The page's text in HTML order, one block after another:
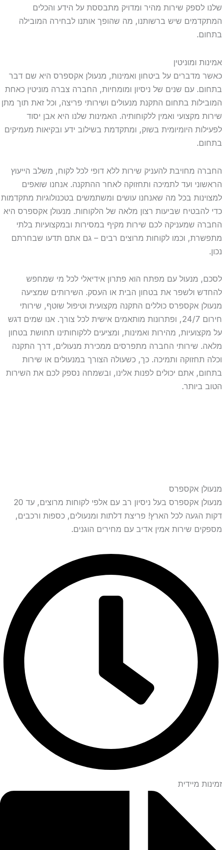
שלנו לספק שירות מהיר ומדויק מתבססת על הידע והכלים
המתקדמים שיש ברשותנו, מה שהופך אותנו לבחירה המובילה
בתחום.
אמינות ומוניטין
כאשר מדברים על ביטחון ואמינות, מנעולן אקספרס היא שם דבר
בתחום. עם שנים של ניסיון ומומחיות, החברה צברה מוניטין כאחת
המובילות בתחום התקנת מנעולים ושירותי פריצה, וכל זאת תוך מתן
שירות מקצועי ואמין ללקוחותיה. האמינות שלנו היא אבן יסוד
לפעילות היומיומית בשוק, ומתקדמת בשילוב ידע ובקיאות מעמיקים
בתחום.
החברה מחויבת להעניק שירות ללא דופי לכל לקוח, משלב הייעוץ
הראשוני ועד לתמיכה ותחזוקה לאחר ההתקנה. אנחנו שואפים
למצוינות בכל מה שאנחנו עושים ומשתמשים בטכנולוגיות מתקדמות
כדי להבטיח שביעות רצון מלאה של הלקוחות. מנעולן אקספרס היא
החברה שמעניקה לכם שירות מקיף במסירות ובמקצועיות בלתי
מתפשרת, וכמו לקוחות מרוצים רבים – גם אתם תדעו שבחרתם
נכון.
לסכם, מנעול עם מפתח הוא פתרון אידיאלי לכל מי שמחפש
להחדש ולשפר את בטחון הבית או העסק. השירותים שמציעה
מנעולן אקספרס כוללים התקנה מקצועית וטיפול שוטף, שירותי
חירום 24/7, ופתרונות מותאמים אישית לכל צורך. אנו שמים דגש
על מקצועיות, מהירות ואמינות, ומציעים ללקוחותינו תחושת בטחון
מלאה. שירותי החברה מתפרסים ממכירת מנעולים, דרך התקנה
וכלה תחזוקה ותמיכה. כך, כשעולה הצורך במנעולים או שירות
בתחום, אתם יכולים לפנות אלינו, ובשמחה נספק לכם את השירות
הטוב ביותר.
מנעולן אקספרס
מנעולן אקספרס בעל ניסיון רב עם אלפי לקוחות מרוצים, עד 20
דקות הגעה לכל הארץ! פריצת דלתות ומנעולים, כספות ורכבים,
מספקים שירות אמין אדיב עם מחירים הוגנים.
זמינות מיידית